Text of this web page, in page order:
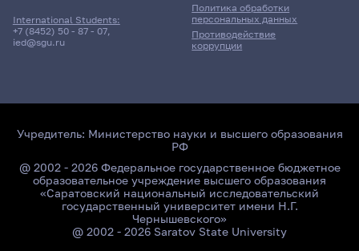
International Students:
+7 (8452) 50 - 87 - 07,
ied@sgu.ru
Политика обработки
персональных данных
Противодействие
коррупции
Учредитель: Министерство науки и высшего образования
РФ
@ 2002 - 2026 Федеральное государственное бюджетное
образовательное учреждение высшего образования
«Саратовский национальный исследовательский
государственный университет имени Н.Г.
Чернышевского»
@ 2002 - 2026 Saratov State University